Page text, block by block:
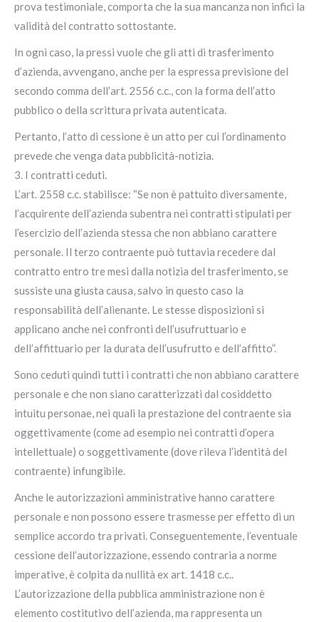
prova testimoniale, comporta che la sua mancanza non infici la
validità del contratto sottostante.
In ogni caso, la pressi vuole che gli atti di trasferimento
d’azienda, avvengano, anche per la espressa previsione del
secondo comma dell’art. 2556 c.c., con la forma dell’atto
pubblico o della scrittura privata autenticata.
Pertanto, l’atto di cessione è un atto per cui l’ordinamento
prevede che venga data pubblicità-notizia.
3. I contratti ceduti.
L’art. 2558 c.c. stabilisce: “Se non è pattuito diversamente,
l’acquirente dell’azienda subentra nei contratti stipulati per
l’esercizio dell’azienda stessa che non abbiano carattere
personale. Il terzo contraente può tuttavia recedere dal
contratto entro tre mesi dalla notizia del trasferimento, se
sussiste una giusta causa, salvo in questo caso la
responsabilità dell’alienante. Le stesse disposizioni si
applicano anche nei confronti dell’usufruttuario e
dell’affittuario per la durata dell’usufrutto e dell’affitto”.
Sono ceduti quindi tutti i contratti che non abbiano carattere
personale e che non siano caratterizzati dal cosiddetto
intuitu personae, nei quali la prestazione del contraente sia
oggettivamente (come ad esempio nei contratti d’opera
intellettuale) o soggettivamente (dove rileva l’identità del
contraente) infungibile.
Anche le autorizzazioni amministrative hanno carattere
personale e non possono essere trasmesse per effetto di un
semplice accordo tra privati. Conseguentemente, l’eventuale
cessione dell’autorizzazione, essendo contraria a norme
imperative, è colpita da nullità ex art. 1418 c.c..
L’autorizzazione della pubblica amministrazione non è
elemento costitutivo dell’azienda, ma rappresenta un